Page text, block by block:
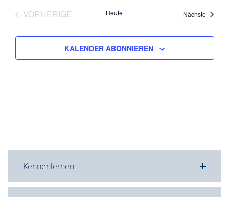
VORHERIGE
Heute Nächste
KALENDER ABONNIEREN
Kennenlernen